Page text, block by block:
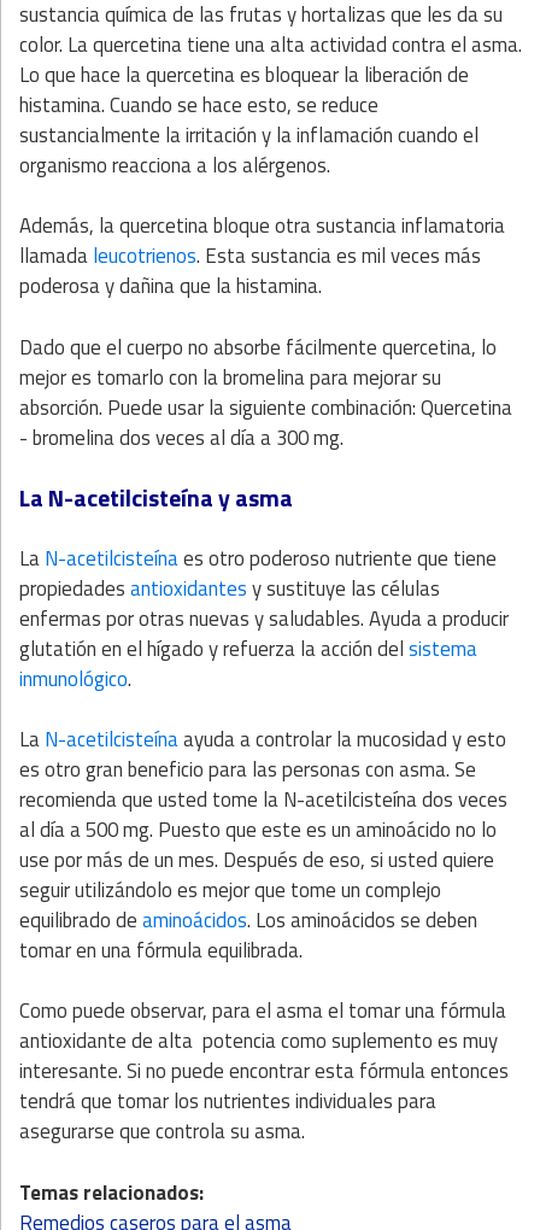
sustancia química de las frutas y hortalizas que les da su
color. La quercetina tiene una alta actividad contra el asma.
Lo que hace la quercetina es bloquear la liberación de
histamina. Cuando se hace esto, se reduce
sustancialmente la irritación y la inflamación cuando el
organismo reacciona a los alérgenos.
Además, la quercetina bloque otra sustancia inflamatoria
llamadaleucotrienos. Esta sustancia es mil veces más
poderosa y dañina que la histamina.
Dado que el cuerpo no absorbe fácilmente quercetina, lo
mejor es tomarlo con la bromelina para mejorar su
absorción. Puede usar la siguiente combinación: Quercetina
- bromelina dos veces al día a 300 mg.
La N-acetilcisteína y asma
LaN-acetilcisteínaes otro poderoso nutriente que tiene
propiedadesantioxidantesy sustituye las células
enfermas por otras nuevas y saludables. Ayuda a producir
glutatión en el hígado y refuerza la acción delsistema
inmunológico.
LaN-acetilcisteínaayuda a controlar la mucosidad y esto
es otro gran beneficio para las personas con asma. Se
recomienda que usted tome la N-acetilcisteína dos veces
al día a 500 mg. Puesto que este es un aminoácido no lo
use por más de un mes. Después de eso, si usted quiere
seguir utilizándolo es mejor que tome un complejo
equilibrado deaminoácidos. Los aminoácidos se deben
tomar en una fórmula equilibrada.
Como puede observar, para el asma el tomar una fórmula
antioxidante de alta potencia como suplemento es muy
interesante. Si no puede encontrar esta fórmula entonces
tendrá que tomar los nutrientes individuales para
asegurarse que controla su asma.
Temas relacionados:
Remedios caseros para el asma